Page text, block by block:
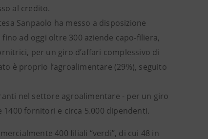
al credito.
Sanpaolo ha messo a disposizione
ad oggi oltre 300 aziende capo-filiera,
per un giro d’affari complessivo di
è proprio l’agroalimentare (29%), seguito
nel settore agroalimentare - per un giro
fornitori e circa 5.000 dipendenti.
400 filiali “verdi”, di cui 48 in